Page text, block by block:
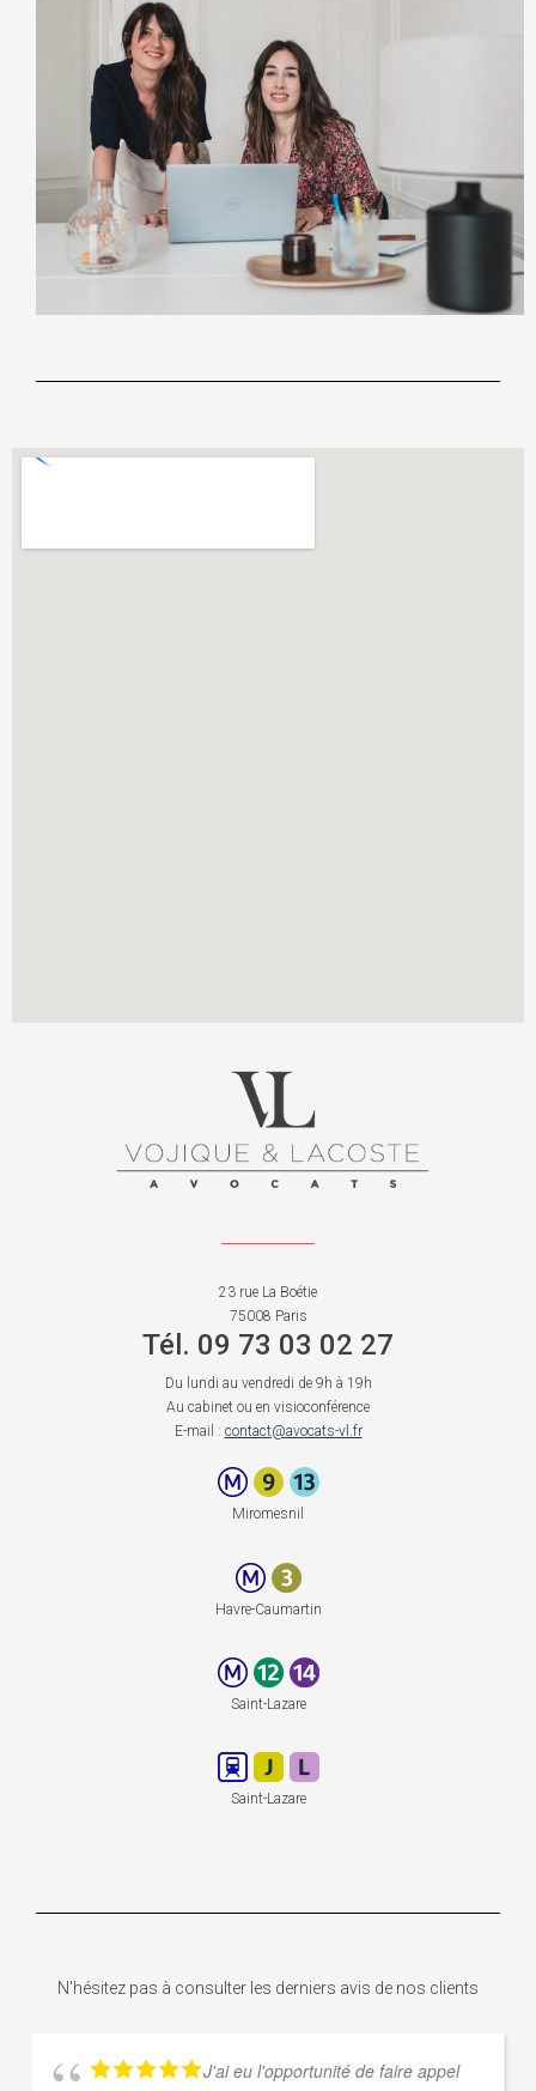
23 rue La Boétie
75008 Paris
Tél. 09 73 03 02 27
Du lundi au vendredi de 9h à 19h
Au cabinet ou en visioconférence
E-mail : contact@avocats-vl.fr
Miromesnil
Havre-Caumartin
Saint-Lazare
Saint-Lazare
N'hésitez pas à consulter les derniers avis de nos clients
J'ai eu l'opportunité de faire appel